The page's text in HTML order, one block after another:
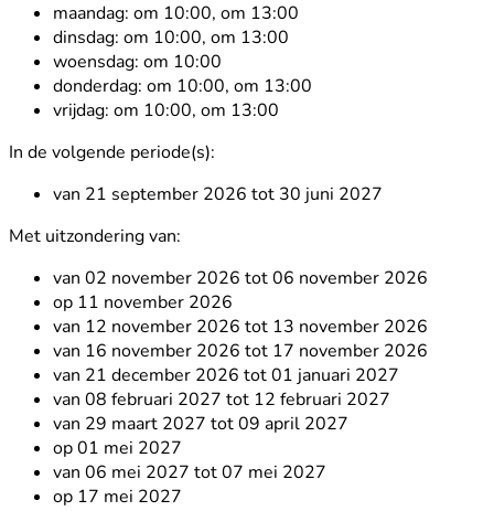
maandag: om 10:00, om 13:00
dinsdag: om 10:00, om 13:00
woensdag: om 10:00
donderdag: om 10:00, om 13:00
vrijdag: om 10:00, om 13:00
In de volgende periode(s):
van 21 september 2026 tot 30 juni 2027
Met uitzondering van:
van 02 november 2026 tot 06 november 2026
op 11 november 2026
van 12 november 2026 tot 13 november 2026
van 16 november 2026 tot 17 november 2026
van 21 december 2026 tot 01 januari 2027
van 08 februari 2027 tot 12 februari 2027
van 29 maart 2027 tot 09 april 2027
op 01 mei 2027
van 06 mei 2027 tot 07 mei 2027
op 17 mei 2027